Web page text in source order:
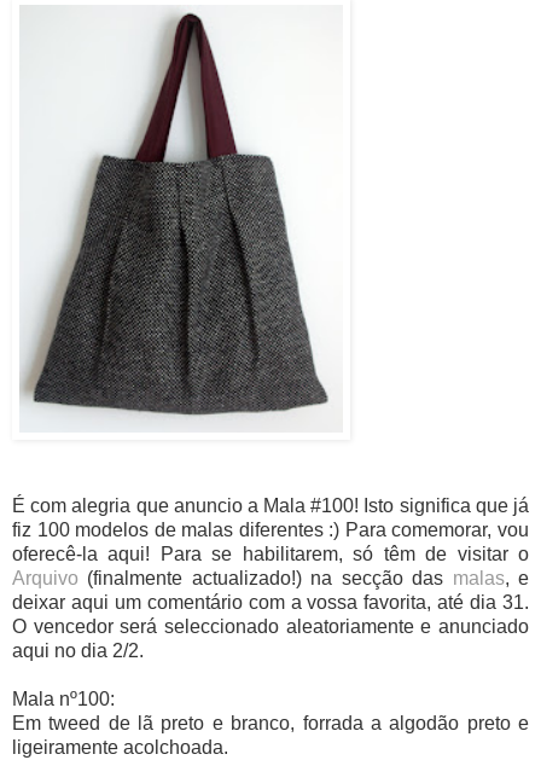
É com alegria que anuncio a Mala #100! Isto significa que já
fiz 100 modelos de malas diferentes :) Para comemorar, vou
oferecê-la aqui! Para se habilitarem, só têm de visitar o
Arquivo (finalmente actualizado!) na secção das malas, e
deixar aqui um comentário com a vossa favorita, até dia 31.
O vencedor será seleccionado aleatoriamente e anunciado
aqui no dia 2/2.
Mala nº100:
Em tweed de lã preto e branco, forrada a algodão preto e
ligeiramente acolchoada.